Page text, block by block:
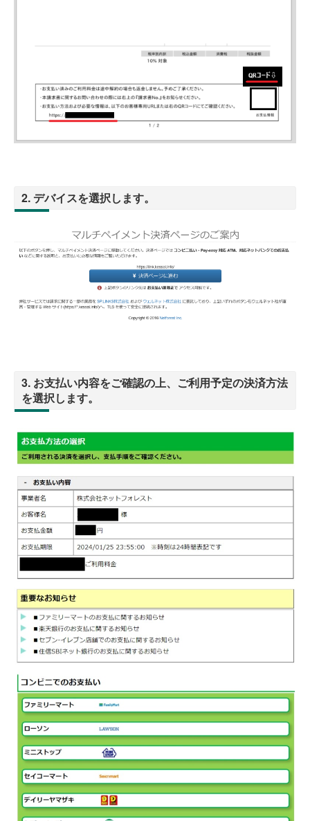
2. デバイスを選択します。
3. お支払い内容をご確認の上、ご利用予定の決済方法
を選択します。